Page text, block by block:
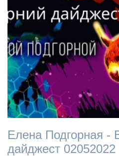
Елена Подгорная -
дайджест 02052022